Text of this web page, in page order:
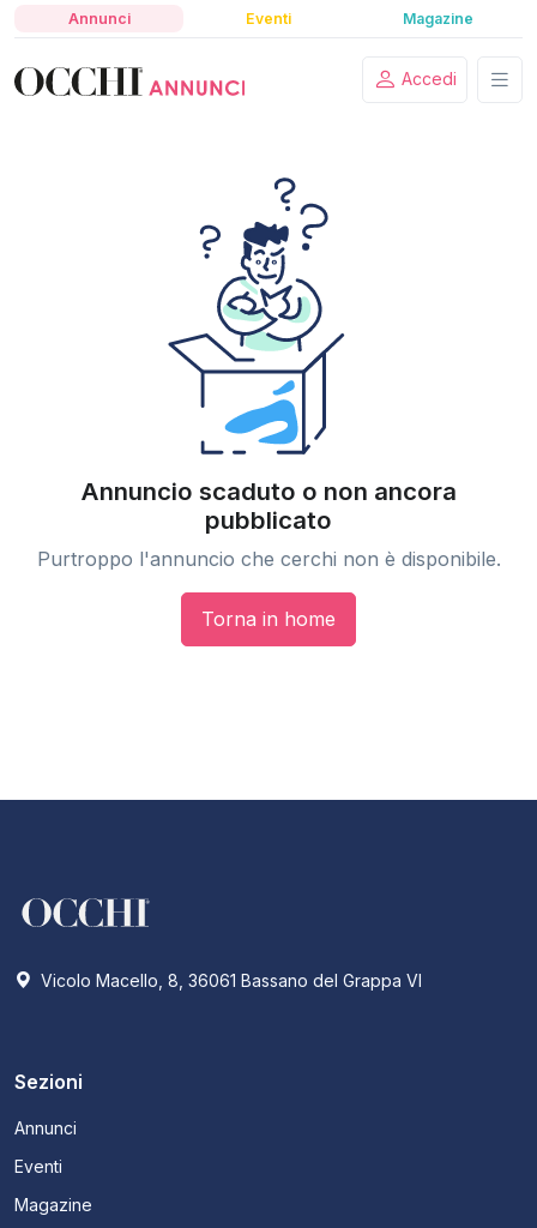
Annunci Eventi Magazine
Accedi
Annuncio scaduto o non ancora
pubblicato
Purtroppo l'annuncio che cerchi non è disponibile.
Torna in home
Vicolo Macello, 8, 36061 Bassano del Grappa VI
Sezioni
Annunci
Eventi
Magazine